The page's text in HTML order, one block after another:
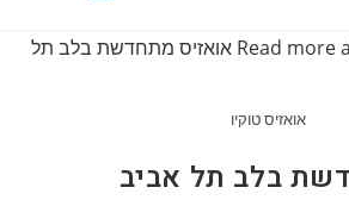
אואזיס טוקיו
בלב תל אביב